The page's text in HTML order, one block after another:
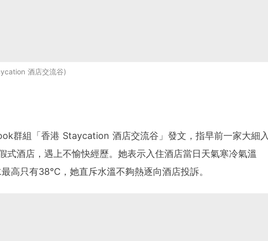
酒店交流谷
群組「香港 Staycation 酒店交流谷」發文，指早前一家大細入
式酒店，遇上不愉快經歷。她表示入住酒店當日天氣寒冷氣溫
高只有38°C，她直斥水溫不夠熱逐向酒店投訴。